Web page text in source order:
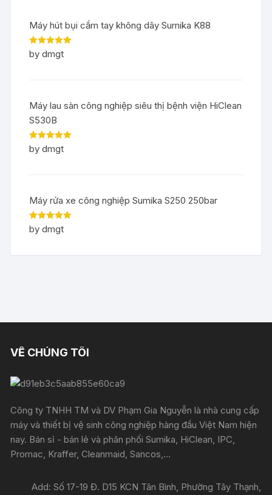
Máy hút bụi cầm tay không dây Sumika K88
Rated5out
of 5
by dmgt
Máy lau sàn công nghiệp siêu thị bệnh viện HiClean
S530B
Rated5out
of 5
by dmgt
Máy rửa xe công nghiệp Sumika S250 250bar
Rated5out
of 5
by dmgt
VỀ CHÚNG TÔI
Công ty TNHH TM và DV Phạm Gia Nguyễn là nhà cung cấp
máy và thiết bị vệ sinh công nghiệp hàng đầu Việt Nam hiện
nay. Bán sỉ - bán lẻ và phân phối Sumika, HiClean, IPC,
Promac, Kraffer, Cleanmaid, Sancos,...
Add: Số 17-19 Đ. D15 KCN Tân Bình, Phường Tây Thạnh,